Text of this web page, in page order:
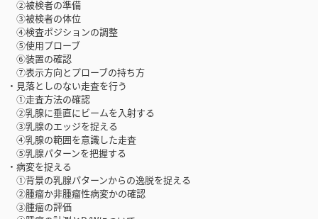
②被検者の準備
③被検者の体位
④検査ポジションの調整
⑤使用プローブ
⑥装置の確認
⑦表示方向とプローブの持ち方
・見落としのない走査を行う
①走査方法の確認
②乳腺に垂直にビームを入射する
③乳腺のエッジを捉える
④乳腺の範囲を意識した走査
⑤乳腺パターンを把握する
・病変を捉える
①背景の乳腺パターンからの逸脱を捉える
②腫瘤か非腫瘤性病変かの確認
③腫瘤の評価